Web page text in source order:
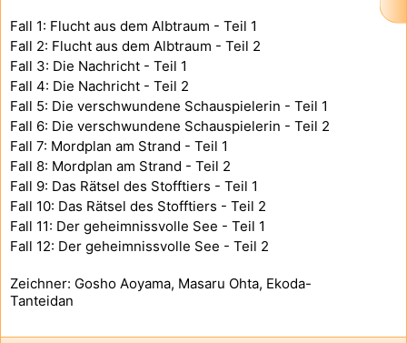
Fall 1: Flucht aus dem Albtraum - Teil 1
Fall 2: Flucht aus dem Albtraum - Teil 2
Fall 3: Die Nachricht - Teil 1
Fall 4: Die Nachricht - Teil 2
Fall 5: Die verschwundene Schauspielerin - Teil 1
Fall 6: Die verschwundene Schauspielerin - Teil 2
Fall 7: Mordplan am Strand - Teil 1
Fall 8: Mordplan am Strand - Teil 2
Fall 9: Das Rätsel des Stofftiers - Teil 1
Fall 10: Das Rätsel des Stofftiers - Teil 2
Fall 11: Der geheimnissvolle See - Teil 1
Fall 12: Der geheimnissvolle See - Teil 2
Zeichner: Gosho Aoyama, Masaru Ohta, Ekoda-
Tanteidan